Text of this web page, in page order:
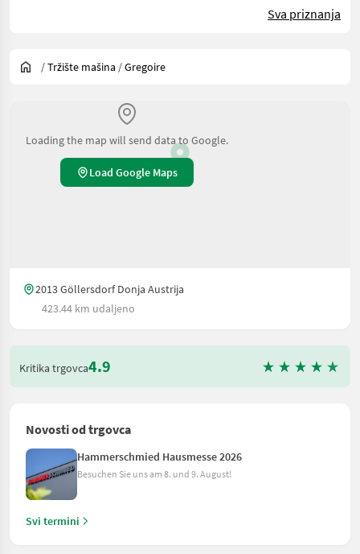
Sva priznanja
/Tržište mašina /Gregoire
Loading the map will send data to Google.
Load Google Maps
2013 Göllersdorf Donja Austrija
423.44 km udaljeno
Kritika trgovca4.9
Novosti od trgovca
Hammerschmied Hausmesse 2026
Besuchen Sie uns am 8. und 9. August!
Svi termini